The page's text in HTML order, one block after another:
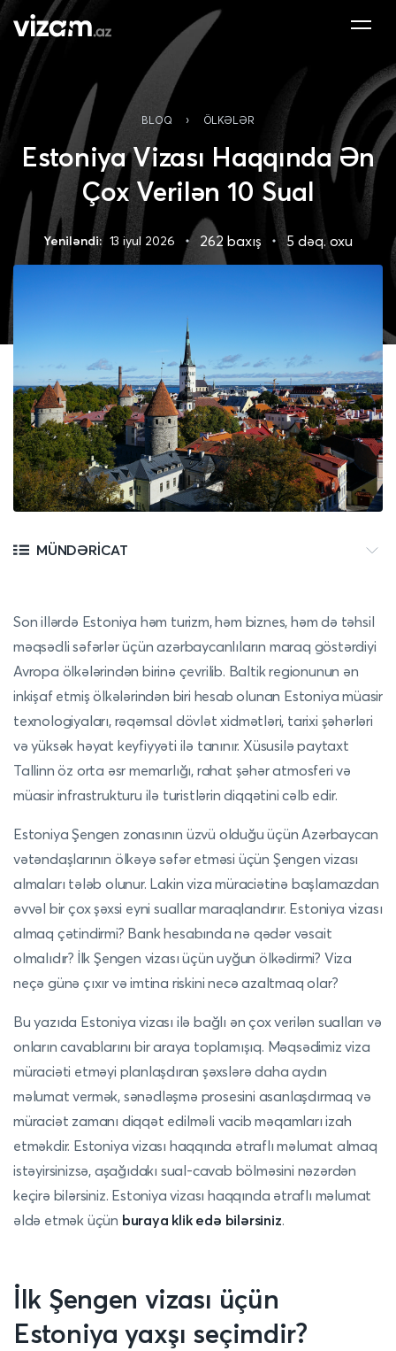
BLOQ › ÖLKƏLƏR
Estoniya Vizası Haqqında Ən
Çox Verilən 10 Sual
Yeniləndi: 13 iyul 2026 262 baxış 5 dəq. oxu
MÜNDƏRICAT
Son illərdə Estoniya həm turizm, həm biznes, həm də təhsil
məqsədli səfərlər üçün azərbaycanlıların maraq göstərdiyi
Avropa ölkələrindən birinə çevrilib. Baltik regionunun ən
inkişaf etmiş ölkələrindən biri hesab olunan Estoniya müasir
texnologiyaları, rəqəmsal dövlət xidmətləri, tarixi şəhərləri
və yüksək həyat keyfiyyəti ilə tanınır. Xüsusilə paytaxt
Tallinn öz orta əsr memarlığı, rahat şəhər atmosferi və
müasir infrastrukturu ilə turistlərin diqqətini cəlb edir.
Estoniya Şengen zonasının üzvü olduğu üçün Azərbaycan
vətəndaşlarının ölkəyə səfər etməsi üçün Şengen vizası
almaları tələb olunur. Lakin viza müraciətinə başlamazdan
əvvəl bir çox şəxsi eyni suallar maraqlandırır. Estoniya vizası
almaq çətindirmi? Bank hesabında nə qədər vəsait
olmalıdır? İlk Şengen vizası üçün uyğun ölkədirmi? Viza
neçə günə çıxır və imtina riskini necə azaltmaq olar?
Bu yazıda Estoniya vizası ilə bağlı ən çox verilən sualları və
onların cavablarını bir araya toplamışıq. Məqsədimiz viza
müraciəti etməyi planlaşdıran şəxslərə daha aydın
məlumat vermək, sənədləşmə prosesini asanlaşdırmaq və
müraciət zamanı diqqət edilməli vacib məqamları izah
etməkdir. Estoniya vizası haqqında ətraflı məlumat almaq
istəyirsinizsə, aşağıdakı sual-cavab bölməsini nəzərdən
keçirə bilərsiniz. Estoniya vizası haqqında ətraflı məlumat
əldə etmək üçün buraya klik edə bilərsiniz.
İlk Şengen vizası üçün
Estoniya yaxşı seçimdir?